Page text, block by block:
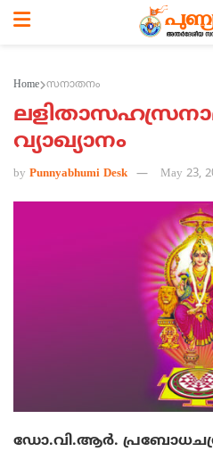
Home സനാതനം
വ്യാഖ്യാനം
by Punnyabhumi Desk May 23,
ഡോ.വി.ആര്‍.